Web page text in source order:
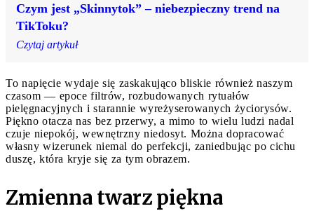
Czym jest „Skinnytok” – niebezpieczny trend na
TikToku?
Czytaj artykuł
To napięcie wydaje się zaskakująco bliskie również naszym
czasom — epoce filtrów, rozbudowanych rytuałów
pielęgnacyjnych i starannie wyreżyserowanych życiorysów.
Piękno otacza nas bez przerwy, a mimo to wielu ludzi nadal
czuje niepokój, wewnętrzny niedosyt. Można dopracować
własny wizerunek niemal do perfekcji, zaniedbując po cichu
duszę, która kryje się za tym obrazem.
Zmienna twarz piękna